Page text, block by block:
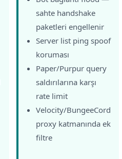
sahte handshake
paketleri engellenir
Server list ping spoof
koruması
Paper/Purpur query
saldırılarına karşı
rate limit
Velocity/BungeeCord
proxy katmanında ek
filtre